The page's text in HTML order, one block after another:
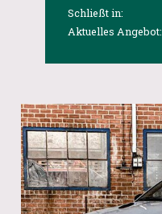
Schließt in:
Aktuelles Angebot: